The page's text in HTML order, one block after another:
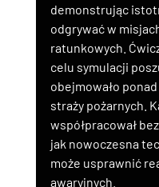
demonstrując
odgrywać w
ratunkowych.
celu symulacji
obejmowało
straży pożarnych.
współpracował
jak nowoczesna
może usprawnić
awaryjnych.